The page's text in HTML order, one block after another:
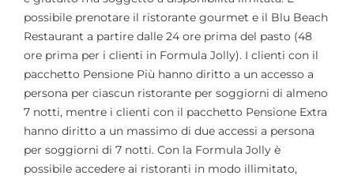
possibile prenotare il ristorante gourmet e il Blu Beach
Restaurant a partire dalle 24 ore prima del pasto (48
ore prima per i clienti in Formula Jolly). I clienti con il
pacchetto Pensione Più hanno diritto a un accesso a
persona per ciascun ristorante per soggiorni di almeno
7 notti, mentre i clienti con il pacchetto Pensione Extra
hanno diritto a un massimo di due accessi a persona
per soggiorni di 7 notti. Con la Formula Jolly è
possibile accedere ai ristoranti in modo illimitato,